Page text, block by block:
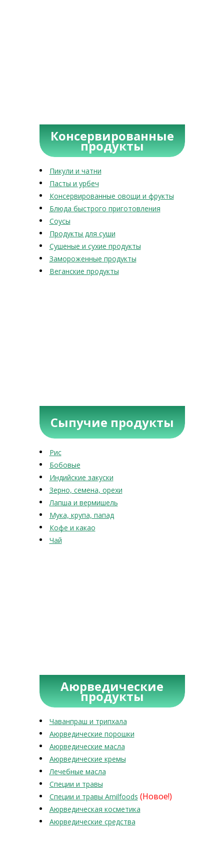
Консервированные
продукты
Пикули и чатни
Пасты и урбеч
Консервированные овощи и фрукты
Блюда быстрого приготовления
Соусы
Продукты для суши
Сушеные и сухие продукты
Замороженные продукты
Веганские продукты
Сыпучие продукты
Рис
Бобовые
Индийские закуски
Зерно, семена, орехи
Лапша и вермишель
Мука, крупа, папад
Кофе и какао
Чай
Аюрведические
продукты
Чаванпраш и трипхала
Аюрведические порошки
Аюрведические масла
Аюрведические кремы
Лечебные масла
Специи и травы
Специи и травы Amilfoods (Новое!)
Аюрведическая косметика
Аюрведические средства